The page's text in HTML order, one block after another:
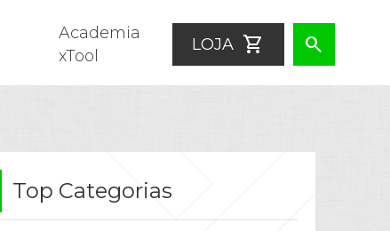
Academia
xTool
LOJA shopping_cart search
Top Categorias